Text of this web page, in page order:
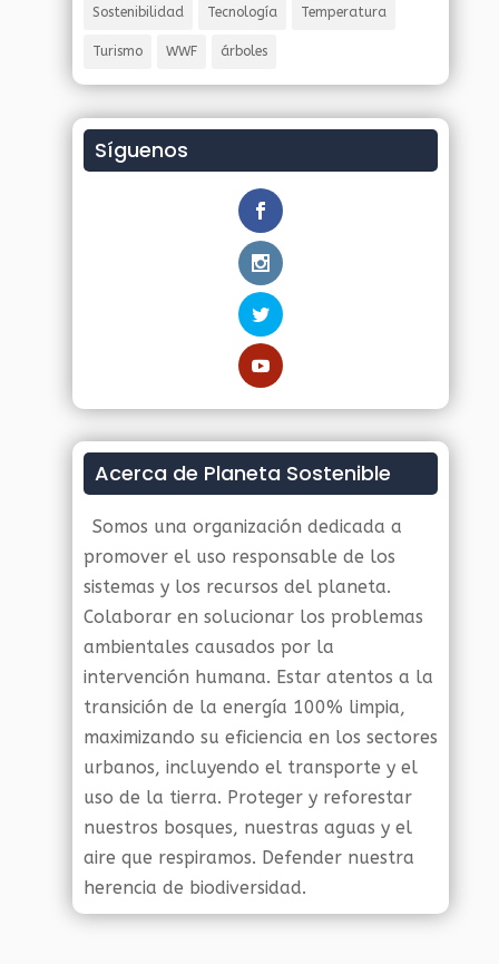
Sostenibilidad Tecnología Temperatura
Turismo WWF árboles
Síguenos
Acerca de Planeta Sostenible
Somos una organización dedicada a
promover el uso responsable de los
sistemas y los recursos del planeta.
Colaborar en solucionar los problemas
ambientales causados por la
intervención humana. Estar atentos a la
transición de la energía 100% limpia,
maximizando su eficiencia en los sectores
urbanos, incluyendo el transporte y el
uso de la tierra. Proteger y reforestar
nuestros bosques, nuestras aguas y el
aire que respiramos. Defender nuestra
herencia de biodiversidad.